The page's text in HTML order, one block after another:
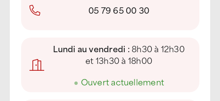
05 79 65 00 30
Lundi au vendredi :8h30 à 12h30
et 13h30 à 18h00
● Ouvert actuellement